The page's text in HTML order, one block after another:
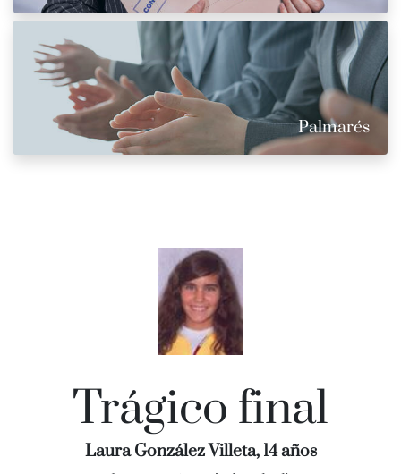
Palmarés
Trágico final
Laura González Villeta, 14 años